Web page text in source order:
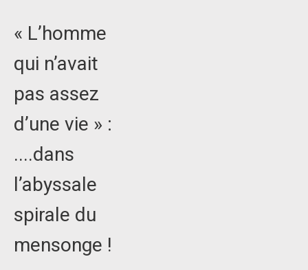
« L’homme
qui n’avait
pas assez
d’une vie » :
....dans
l’abyssale
spirale du
mensonge !